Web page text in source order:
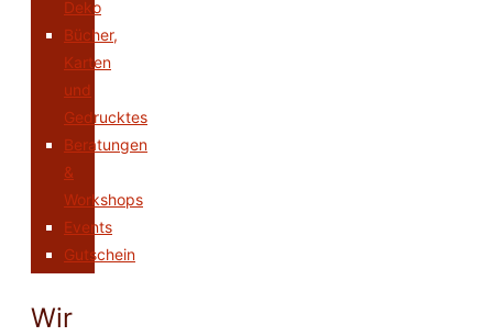
Deko
Bücher,
Karten
und
Gedrucktes
Beratungen
&
Workshops
Events
Gutschein
Wir